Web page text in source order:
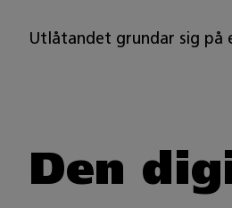
Utlåtandet grundar sig på
Den